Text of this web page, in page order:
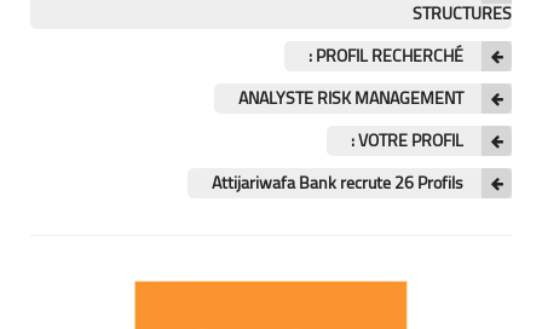
STRUCTURES
PROFIL RECHERCHÉ :
ANALYSTE RISK MANAGEMENT
VOTRE PROFIL :
Attijariwafa Bank recrute 26 Profils